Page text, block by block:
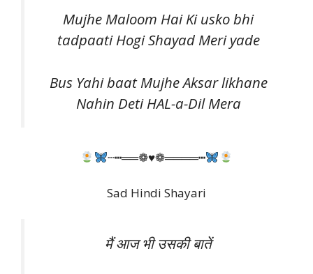
Mujhe Maloom Hai Ki usko bhi
tadpaati Hogi Shayad Meri yade
Bus Yahi baat Mujhe Aksar likhane
Nahin Deti HAL-a-Dil Mera
┄┅══❁♥❁════┅
Sad Hindi Shayari
मैं आज भी उसकी बातें